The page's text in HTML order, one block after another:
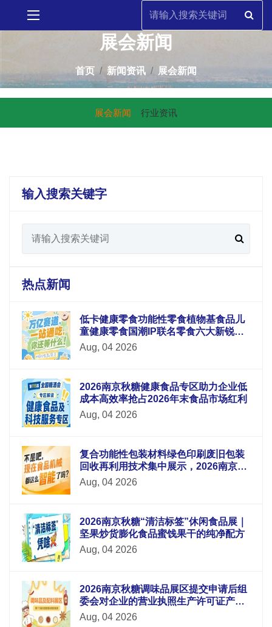
展会新闻
首页 新闻资讯 展会新闻
展会新闻 行业资讯
输入搜索关键字
热点新闻
低卡健康零食功能性零食植物基食品儿
童健康零食国潮IP联名零食六大新锐板
块重磅升级
Aug, 04 2026
2026南京秋糖健康食品专区助力企业低
成本高效率抢占2026年末食品市场红利
Aug, 04 2026
复合功能性包装材料绿色印刷废旧包装
回收再利用技术集中展示，2026南京秋
糖9号馆循环经济
Aug, 04 2026
2026南京秋糖“清洁标签”休闲食品展｜
坚果炒货膨化食品蜜饯果干的纯净配方
Aug, 04 2026
2026南京秋糖调味品展区提交申请后组
委会对企业的营业执照生产许可证产品
检测报告等材料进行审核
Aug, 04 2026